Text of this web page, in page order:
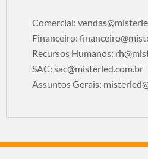
Comercial:
Financeiro:
Recursos Humanos:
SAC: sac@misterled.com.br
Assuntos Gerais: